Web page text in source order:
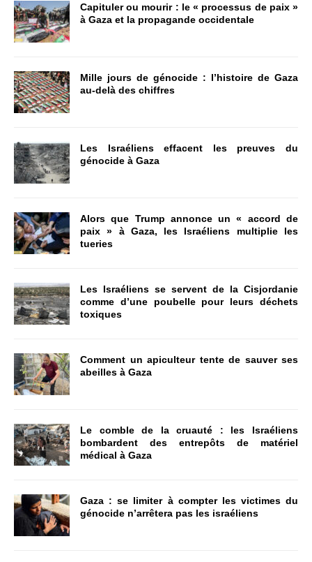
Capituler ou mourir : le « processus de paix »
à Gaza et la propagande occidentale
Mille jours de génocide : l’histoire de Gaza
au-delà des chiffres
Les Israéliens effacent les preuves du
génocide à Gaza
Alors que Trump annonce un « accord de
paix » à Gaza, les Israéliens multiplie les
tueries
Les Israéliens se servent de la Cisjordanie
comme d’une poubelle pour leurs déchets
toxiques
Comment un apiculteur tente de sauver ses
abeilles à Gaza
Le comble de la cruauté : les Israéliens
bombardent des entrepôts de matériel
médical à Gaza
Gaza : se limiter à compter les victimes du
génocide n’arrêtera pas les israéliens